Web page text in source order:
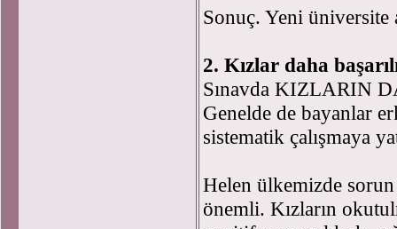
Sonuç. Yeni
2. Kızlar daha
Sınavda KIZLARIN
Genelde de bayanlar
sistematik çalışmaya
Helen ülkemizde
önemli. Kızların